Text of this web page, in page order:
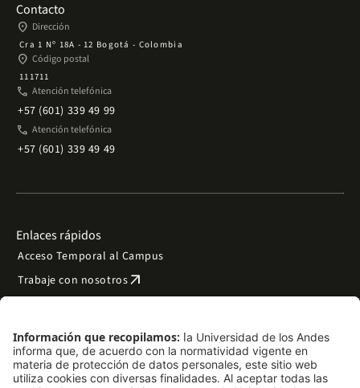
Contacto
place Dirección
Cra 1 Nº 18A - 12 Bogotá - Colombia
place Código postal
111711
phone Atención telefónica
+57 (601) 339 49 99
phone Atención telefónica
+57 (601) 339 49 49
Enlaces rápidos
Acceso Temporal al Campus
Trabaje con nosotrosarrow_outward
Preguntas frecuentes
Filantropía y donacionesarrow_outward
Mapa del sitio arrow_outward